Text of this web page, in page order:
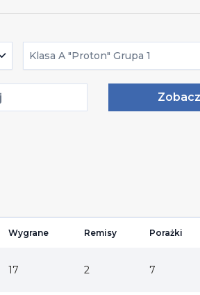
Klasa A "Proton" Grupa 1
Wygrane Remisy Porażki
17 2 7